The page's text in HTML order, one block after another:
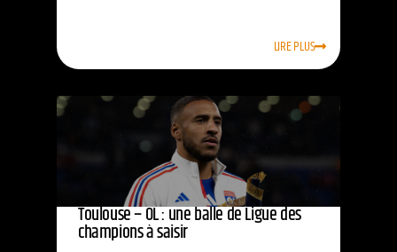
LIRE PLUS
Toulouse – OL : une balle de Ligue des
champions à saisir